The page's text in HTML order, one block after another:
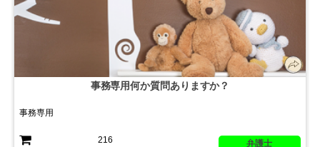
事務専用何か質問ありますか？
事務専用
216 弁護士